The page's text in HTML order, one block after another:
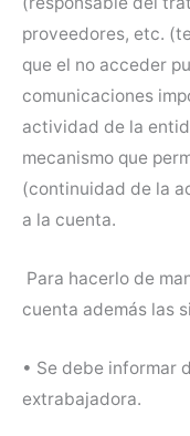
proveedores, etc.
que el no acceder
comunicaciones
actividad de la
mecanismo que
(continuidad de la
a la cuenta.
Para hacerlo de
cuenta además las
• Se debe informar
extrabajadora.